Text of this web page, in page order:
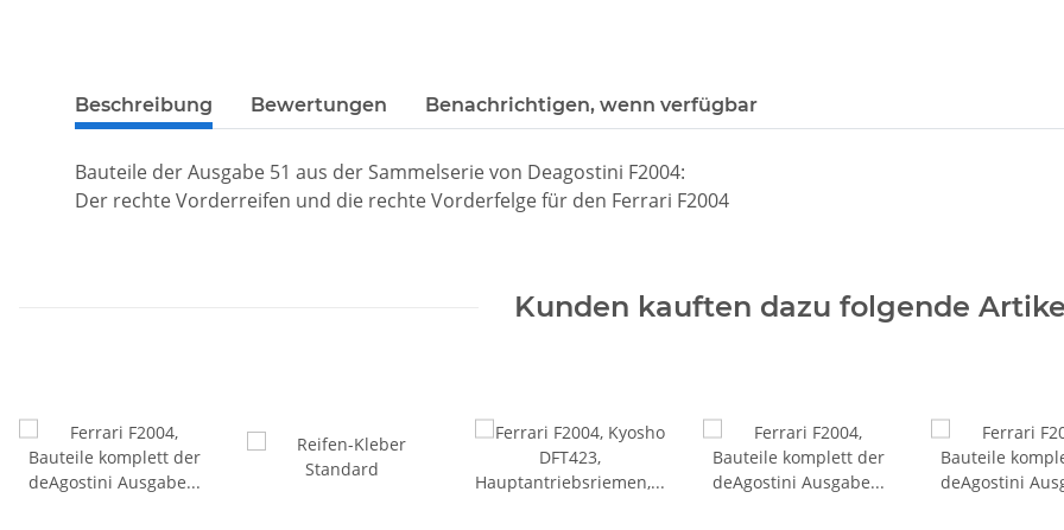
Beschreibung Bewertungen Benachrichtigen, wenn verfügbar
Bauteile der Ausgabe 51 aus der Sammelserie von Deagostini F2004:
Der rechte Vorderreifen und die rechte Vorderfelge für den Ferrari F2004
Kunden kauften dazu folgende